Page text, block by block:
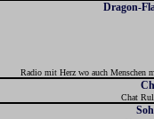
Dragon-
Radio mit Herz wo auch Menschen
Chat